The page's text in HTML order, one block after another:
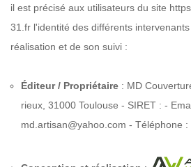
il est précisé aux utilisateurs du site
31.fr l'identité des différents
réalisation et de son suivi :
Éditeur / Propriétaire : MD
rieux, 31000 Toulouse - SIRET : -
md.artisan@yahoo.com - Téléphone